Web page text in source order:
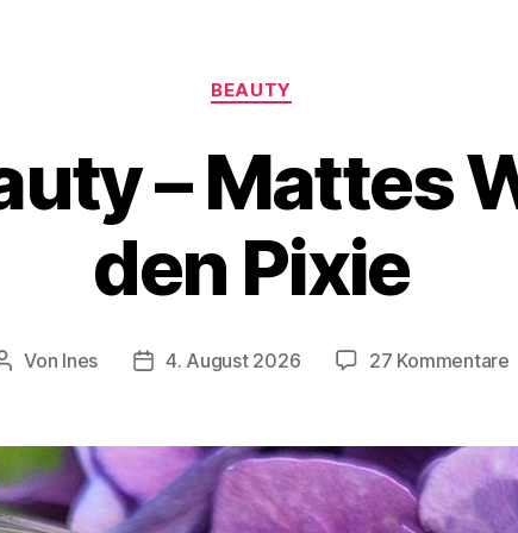
Kategorien
BEAUTY
– Mattes
den Pixie
Beitragsautor
Von Ines Veröffentlichungsdatum
4. August 2026 27 Kommentarezu
–